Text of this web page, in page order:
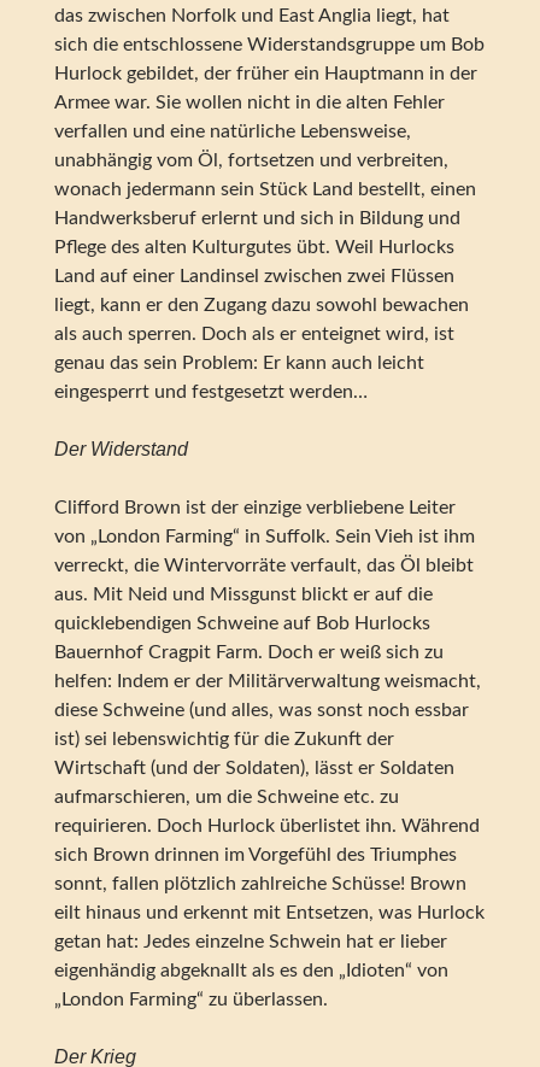
das zwischen Norfolk und East Anglia liegt, hat
sich die entschlossene Widerstandsgruppe um Bob
Hurlock gebildet, der früher ein Hauptmann in der
Armee war. Sie wollen nicht in die alten Fehler
verfallen und eine natürliche Lebensweise,
unabhängig vom Öl, fortsetzen und verbreiten,
wonach jedermann sein Stück Land bestellt, einen
Handwerksberuf erlernt und sich in Bildung und
Pflege des alten Kulturgutes übt. Weil Hurlocks
Land auf einer Landinsel zwischen zwei Flüssen
liegt, kann er den Zugang dazu sowohl bewachen
als auch sperren. Doch als er enteignet wird, ist
genau das sein Problem: Er kann auch leicht
eingesperrt und festgesetzt werden…
Der Widerstand
Clifford Brown ist der einzige verbliebene Leiter
von „London Farming“ in Suffolk. Sein Vieh ist ihm
verreckt, die Wintervorräte verfault, das Öl bleibt
aus. Mit Neid und Missgunst blickt er auf die
quicklebendigen Schweine auf Bob Hurlocks
Bauernhof Cragpit Farm. Doch er weiß sich zu
helfen: Indem er der Militärverwaltung weismacht,
diese Schweine (und alles, was sonst noch essbar
ist) sei lebenswichtig für die Zukunft der
Wirtschaft (und der Soldaten), lässt er Soldaten
aufmarschieren, um die Schweine etc. zu
requirieren. Doch Hurlock überlistet ihn. Während
sich Brown drinnen im Vorgefühl des Triumphes
sonnt, fallen plötzlich zahlreiche Schüsse! Brown
eilt hinaus und erkennt mit Entsetzen, was Hurlock
getan hat: Jedes einzelne Schwein hat er lieber
eigenhändig abgeknallt als es den „Idioten“ von
„London Farming“ zu überlassen.
Der Krieg